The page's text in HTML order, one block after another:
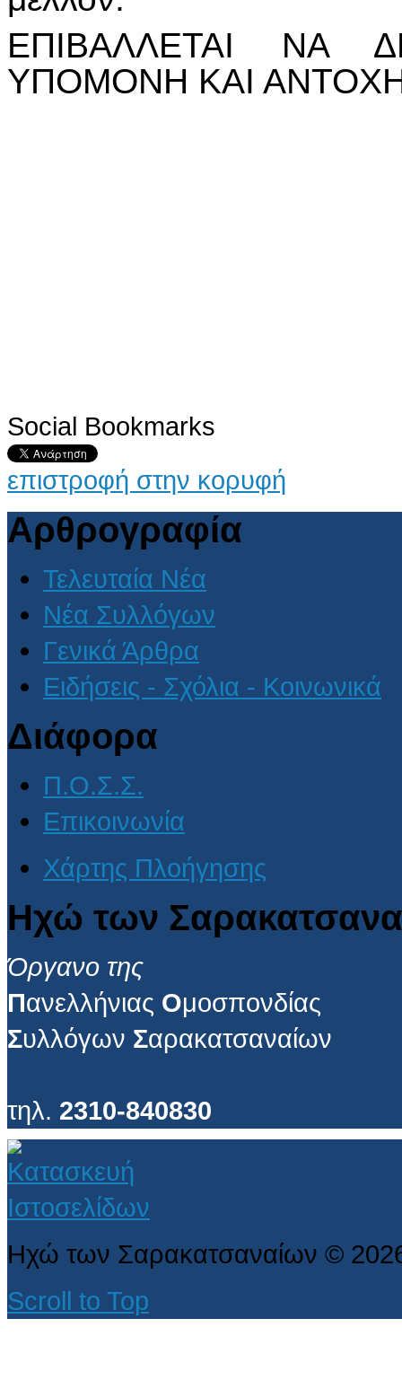
ΕΠΙΒΑΛΛΕΤΑΙ ΝΑ
ΥΠΟΜΟΝΗ ΚΑΙ
Social Bookmarks
επιστροφή στην κορυφή
Αρθρογραφία
Τελευταία Νέα
Νέα Συλλόγων
Γενικά Άρθρα
Ειδήσεις - Σχόλια - Κοινωνικά
Διάφορα
Π.Ο.Σ.Σ.
Επικοινωνία
Χάρτης Πλοήγησης
Ηχώ των
Όργανο της
Πανελλήνιας Ομοσπονδίας
Συλλόγων Σαρακατσαναίων
τηλ. 2310-840830
Ηχώ των Σαρακατσαναίων ©
Scroll to Top